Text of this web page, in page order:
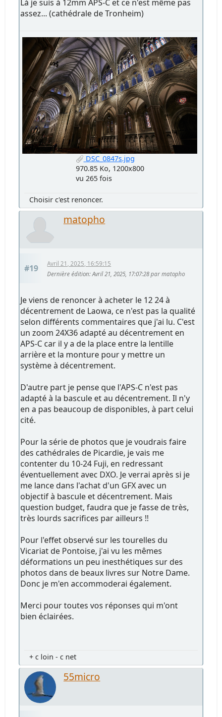
Là je suis à 12mm APS-C et ce n'est même pas
assez... (cathédrale de Tronheim)
DSC_0847s.jpg
970.85 Ko, 1200x800
vu 265 fois
Choisir c'est renoncer.
matopho
#19
Avril 21, 2025, 16:59:15
Dernière édition: Avril 21, 2025, 17:07:28 par matopho
Je viens de renoncer à acheter le 12 24 à
décentrement de Laowa, ce n'est pas la qualité
selon différents commentaires que j'ai lu. C'est
un zoom 24X36 adapté au décentrement en
APS-C car il y a de la place entre la lentille
arrière et la monture pour y mettre un
système à décentrement.
D'autre part je pense que l'APS-C n'est pas
adapté à la bascule et au décentrement. Il n'y
en a pas beaucoup de disponibles, à part celui
cité.
Pour la série de photos que je voudrais faire
des cathédrales de Picardie, je vais me
contenter du 10-24 Fuji, en redressant
éventuellement avec DXO. Je verrai après si je
me lance dans l'achat d'un GFX avec un
objectif à bascule et décentrement. Mais
question budget, faudra que je fasse de très,
très lourds sacrifices par ailleurs !!
Pour l'effet observé sur les tourelles du
Vicariat de Pontoise, j'ai vu les mêmes
déformations un peu inesthétiques sur des
photos dans de beaux livres sur Notre Dame.
Donc je m'en accommoderai également.
Merci pour toutes vos réponses qui m'ont
bien éclairées.
+ c loin - c net
55micro